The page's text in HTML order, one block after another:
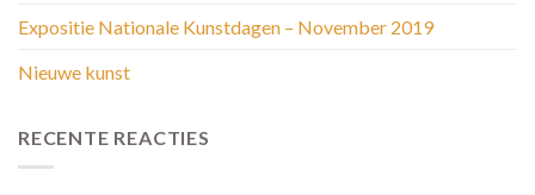
Expositie Nationale Kunstdagen – November 2019
Nieuwe kunst
RECENTE REACTIES